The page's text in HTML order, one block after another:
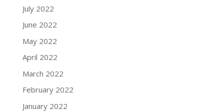
July 2022
June 2022
May 2022
April 2022
March 2022
February 2022
January 2022